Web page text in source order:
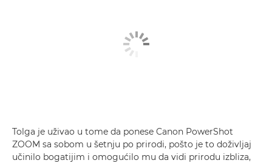
Tolga je uživao u tome da ponese Canon PowerShot
ZOOM sa sobom u šetnju po prirodi, pošto je to doživljaj
učinilo bogatijim i omogućilo mu da vidi prirodu izbliza,